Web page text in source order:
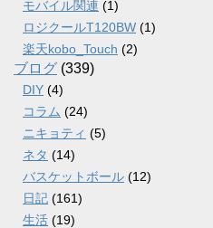
モバイル関連 (1)
ロジクールT120BW (1)
楽天kobo_Touch (2)
ブログ (339)
DIY (4)
コラム (24)
ニキョティ (5)
ネタ (14)
バスケットボール (12)
日記 (161)
生活 (19)